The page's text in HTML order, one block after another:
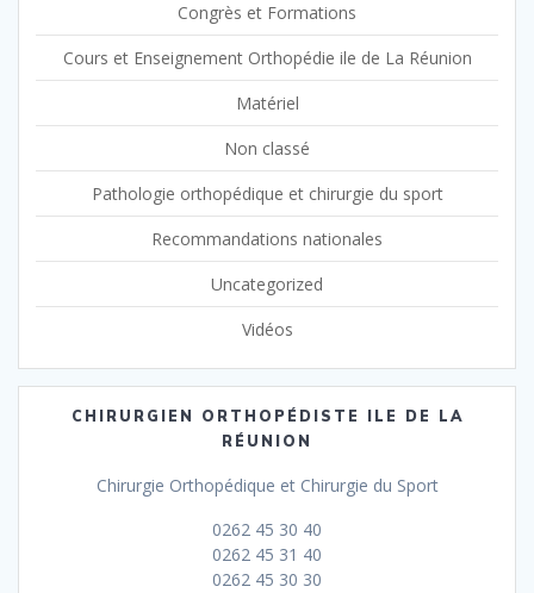
Congrès et Formations
Cours et Enseignement Orthopédie ile de La Réunion
Matériel
Non classé
Pathologie orthopédique et chirurgie du sport
Recommandations nationales
Uncategorized
Vidéos
CHIRURGIEN ORTHOPÉDISTE ILE DE LA
RÉUNION
Chirurgie Orthopédique et Chirurgie du Sport
0262 45 30 40
0262 45 31 40
0262 45 30 30